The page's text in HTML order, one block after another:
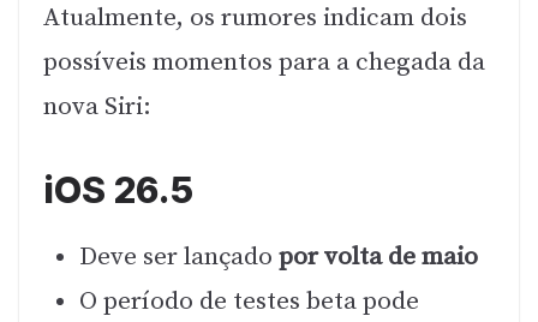
Atualmente, os rumores indicam dois
possíveis momentos para a chegada da
nova Siri:
iOS 26.5
Deve ser lançado por volta de maio
O período de testes beta pode